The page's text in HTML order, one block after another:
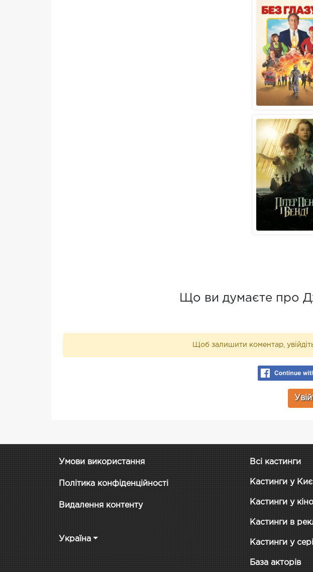
Що ви думаєте про
Щоб залишити коментар,
Умови використання
Політика конфіденційності
Видалення контенту
Україна
Всі кастинги
Кастинги у
Кастинги у кіно
Кастинги в
Кастинги у
База акторів